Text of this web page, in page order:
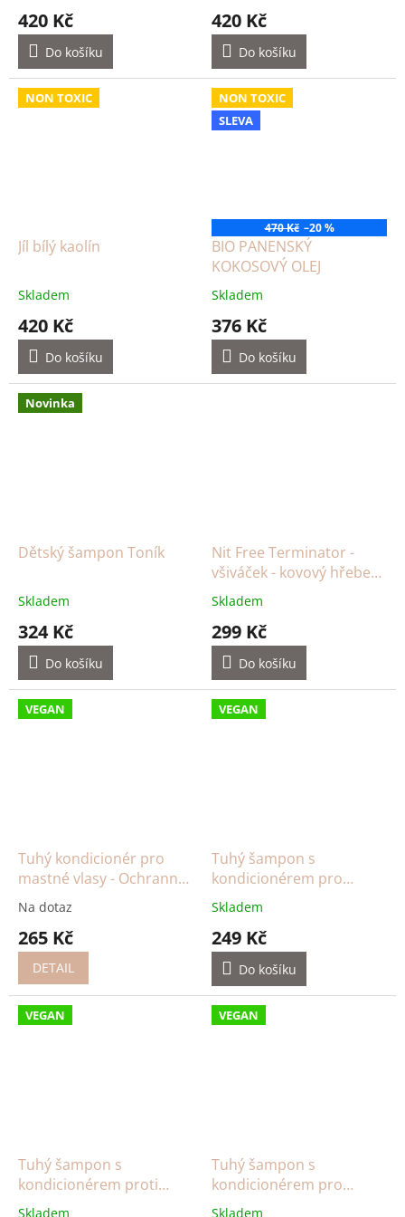
420 Kč
Do košíku
420 Kč
Do košíku
NON TOXIC
Jíl bílý kaolín
Skladem
420 Kč
Do košíku
NON TOXIC
SLEVA
470 Kč –20 %
BIO PANENSKÝ
KOKOSOVÝ OLEJ
Skladem
376 Kč
Do košíku
Novinka
Dětský šampon Toník
Skladem
324 Kč
Do košíku
Nit Free Terminator -
všiváček - kovový hřeben
na vši a hnidy
Skladem
299 Kč
Do košíku
VEGAN
Tuhý kondicionér pro
mastné vlasy - Ochranný
XL (50 g)
Na dotaz
265 Kč
DETAIL
VEGAN
Tuhý šampon s
kondicionérem pro
mastné vlasy Čajovník
XXL (50 g)
Skladem
249 Kč
Do košíku
VEGAN
Tuhý šampon s
kondicionérem proti
lupům Moringa XXL (50 g)
Skladem
VEGAN
Tuhý šampon s
kondicionérem pro
tmavé vlasy Vzácné dřevo
Skladem